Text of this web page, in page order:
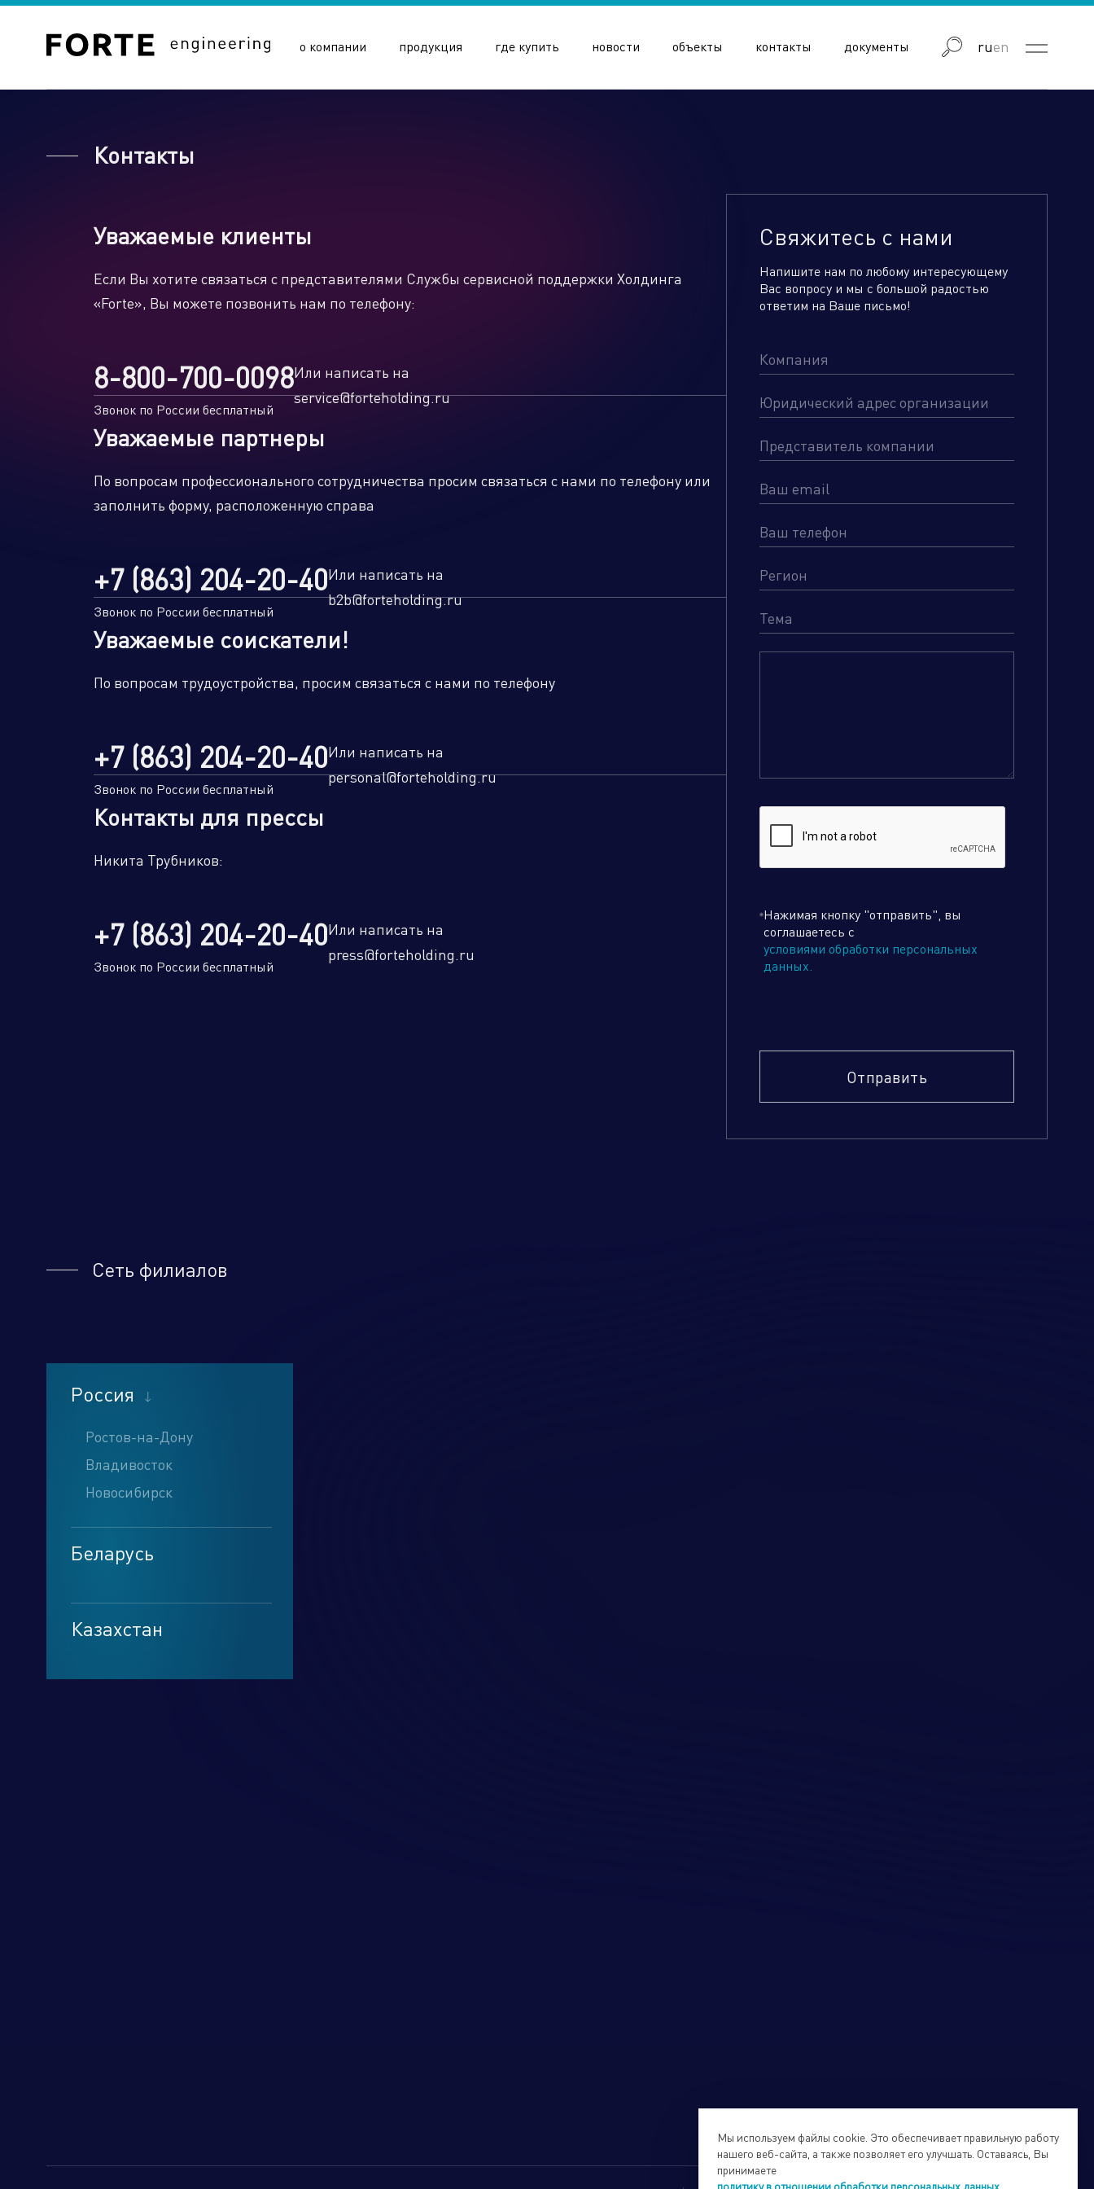
о компании продукция где купить новости объекты контакты документы ruen
Сайты подразделений Холдинга
Торговые компании Производственный кластер Бренд портфолио
Контакты
Уважаемые клиенты
Если Вы хотите связаться с представителями Службы сервисной поддержки Холдинга
«Forte», Вы можете позвонить нам по телефону:
8-800-700-0098
Звонок по России бесплатный
Или написать на
service@forteholding.ru
Уважаемые партнеры
По вопросам профессионального сотрудничества просим связаться с нами по телефону или
заполнить форму, расположенную справа
+7 (863) 204-20-40
Звонок по России бесплатный
Или написать на
b2b@forteholding.ru
Уважаемые соискатели!
По вопросам трудоустройства, просим связаться с нами по телефону
+7 (863) 204-20-40
Звонок по России бесплатный
Или написать на
personal@forteholding.ru
Контакты для прессы
Никита Трубников:
+7 (863) 204-20-40
Звонок по России бесплатный
Или написать на
press@forteholding.ru
Свяжитесь с нами
Напишите нам по любому интересующему
Вас вопросу и мы с большой радостью
ответим на Ваше письмо!
Нажимая кнопку "отправить", вы
соглашаетесь с
условиями обработки персональных
данных.
Отправить
Сеть филиалов
Россия
Ростов-на-Дону
Владивосток
Новосибирск
Беларусь
Казахстан
Мы используем файлы cookie. Это обеспечивает правильную работу
нашего веб-сайта, а также позволяет его улучшать. Оставаясь, Вы
принимаете
политику в отношении обработки персональных данных